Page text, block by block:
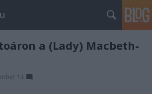
a (Lady) Macbeth-
13.